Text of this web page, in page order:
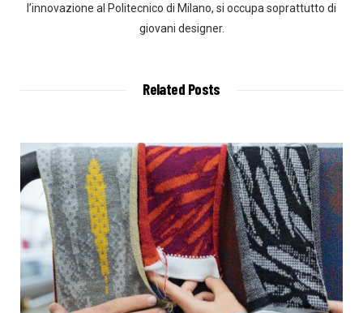
l’innovazione al Politecnico di Milano, si occupa soprattutto di
giovani designer.
Related Posts